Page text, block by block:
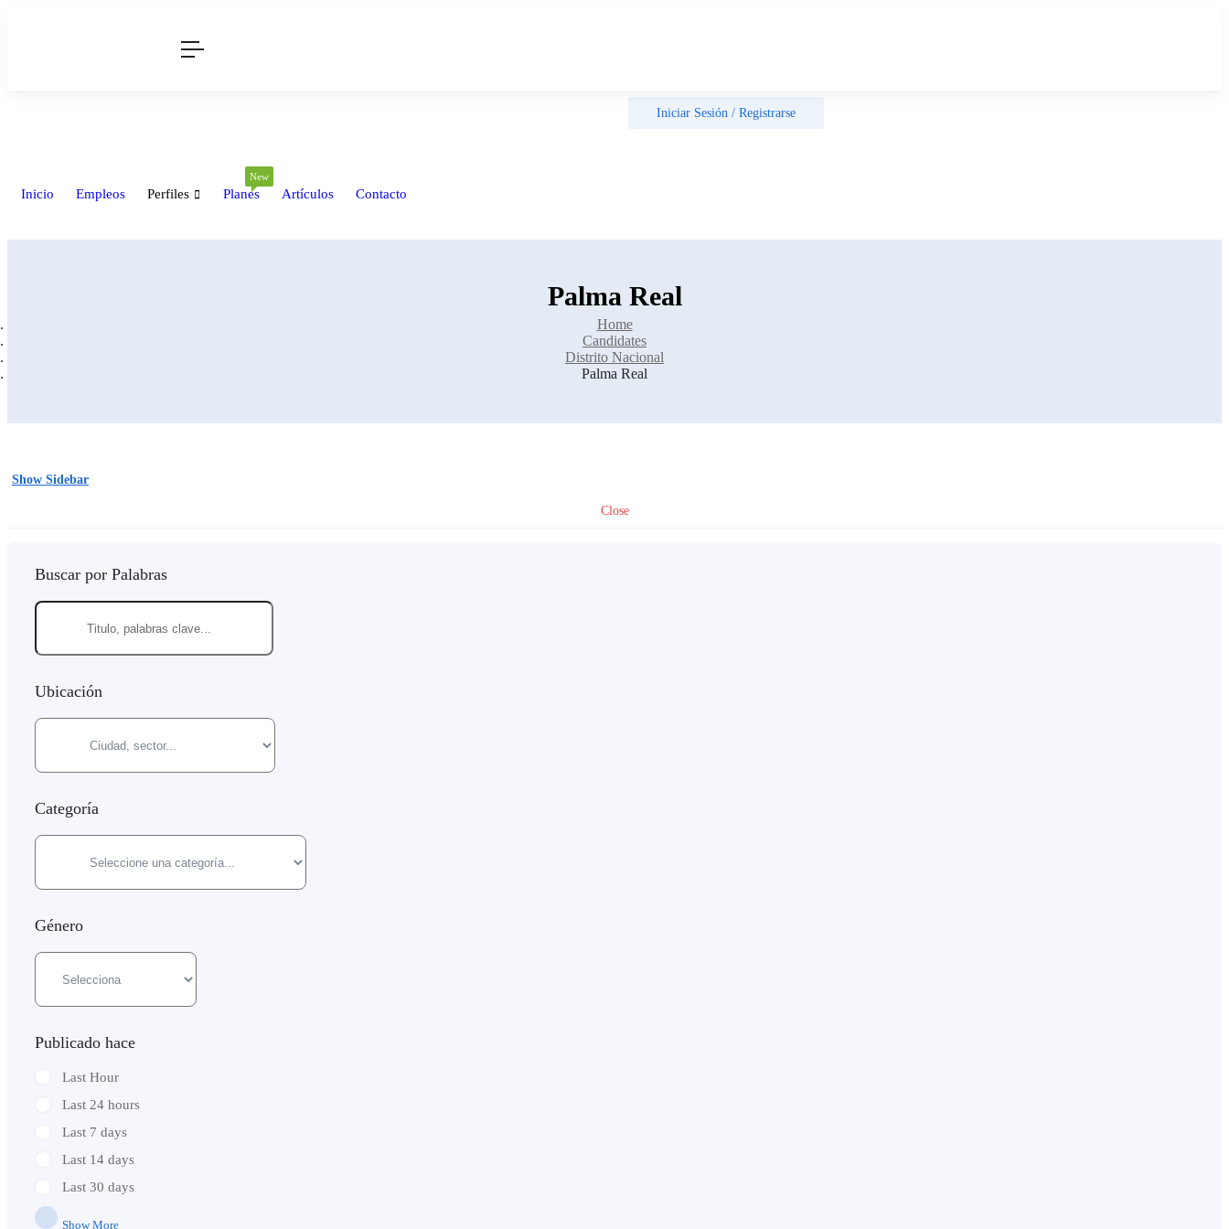
Inicio Empleos Perfiles Planes
New
Artículos Contacto
Iniciar Sesión / Registrarse
Palma Real
Home
Candidates
Distrito Nacional
Palma Real
Show Sidebar
Close
Buscar por Palabras
Ubicación
Categoría
Género
Publicado hace
Last Hour
Last 24 hours
Last 7 days
Last 14 days
Last 30 days
Show More